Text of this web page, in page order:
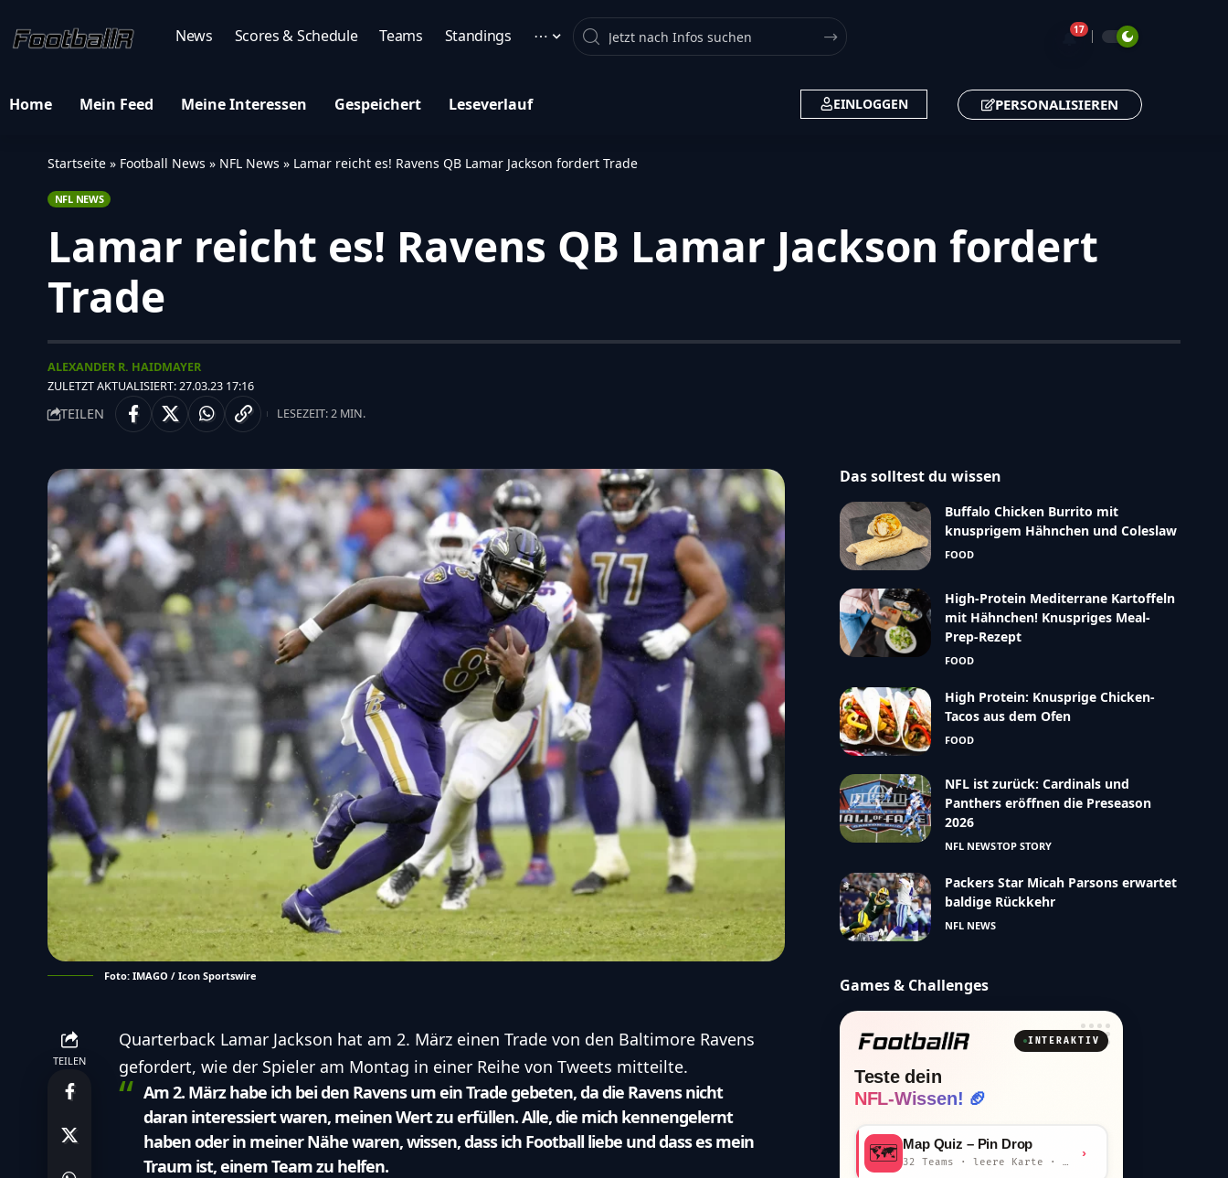
News Scores & Schedule Teams Standings ⋯ Search 🔔17
Home Mein Feed Meine Interessen Gespeichert Leseverlauf EINLOGGEN PERSONALISIEREN
Startseite » Football News » NFL News » Lamar reicht es! Ravens QB Lamar Jackson fordert Trade
NFL NEWS
Lamar reicht es! Ravens QB Lamar Jackson fordert
Trade
ZULETZT AKTUALISIERT: 27.03.23 17:16
ALEXANDER R. HAIDMAYER
TEILEN LESEZEIT: 2 MIN.
Foto: IMAGO / Icon Sportswire
TEILEN
Quarterback Lamar Jackson hat am 2. März einen Trade von den Baltimore Ravens
gefordert, wie der Spieler am Montag in einer Reihe von Tweets mitteilte.
Am 2. März habe ich bei den Ravens um ein Trade gebeten, da die Ravens nicht
daran interessiert waren, meinen Wert zu erfüllen. Alle, die mich kennengelernt
haben oder in meiner Nähe waren, wissen, dass ich Football liebe und dass es mein
Traum ist, einem Team zu helfen.
Das solltest du wissen
Buffalo Chicken Burrito mit
knusprigem Hähnchen und Coleslaw
FOOD
High-Protein Mediterrane Kartoffeln
mit Hähnchen! Knuspriges Meal-
Prep-Rezept
FOOD
High Protein: Knusprige Chicken-
Tacos aus dem Ofen
FOOD
NFL ist zurück: Cardinals und
Panthers eröffnen die Preseason
2026
NFL NEWSTOP STORY
Packers Star Micah Parsons erwartet
baldige Rückkehr
NFL NEWS
Games & Challenges
INTERAKTIV
Teste dein
NFL-Wissen! 🏈
🗺️ Map Quiz – Pin Drop
32 Teams · leere Karte · km-Wertung
›